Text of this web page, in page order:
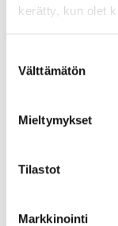
kerätty, kun olet
valinta
Välttämätön
Mieltymykset
Tilastot
Markkinointi
Kesto n. 1h 35
Katso kaikki
Facebook